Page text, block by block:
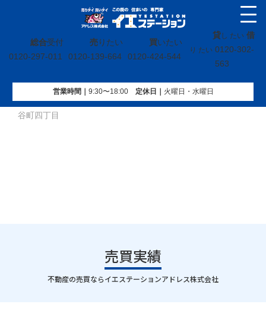
総合受付
0120-297-011
売りたい
0120-139-664
買いたい
0120-424-544
貸し たい 借
り たい 0120-302-
563
営業時間｜ 9:30〜18:00定休⽇｜ 火曜⽇・水曜⽇
イエステーション»売買実績»戸建»福島県いわき市平字愛
谷町四丁目
売買実績
｜
不動産の売買ならイエステーションアドレス株式会社